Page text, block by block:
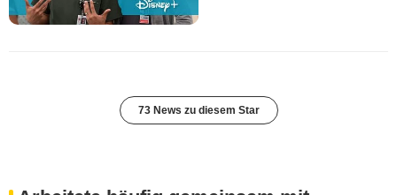
73 News zu diesem Star